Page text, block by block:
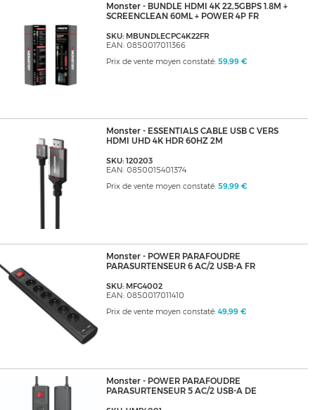
Monster - BUNDLE HDMI 4K 22,5GBPS 1.8M +
SCREENCLEAN 60ML + POWER 4P FR
SKU: MBUNDLECPC4K22FR
EAN: 0850017011366
Prix de vente moyen constaté: 59,99 €
Monster - ESSENTIALS CABLE USB C VERS
HDMI UHD 4K HDR 60HZ 2M
SKU: 120203
EAN: 0850015401374
Prix de vente moyen constaté: 59,99 €
Monster - POWER PARAFOUDRE
PARASURTENSEUR 6 AC/2 USB-A FR
SKU: MFG4002
EAN: 0850017011410
Prix de vente moyen constaté: 49,99 €
Monster - POWER PARAFOUDRE
PARASURTENSEUR 5 AC/2 USB-A DE